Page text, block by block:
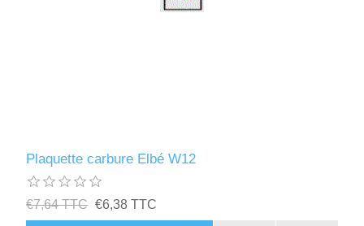
Plaquette carbure Elbé W12
€7,64 TTC €6,38 TTC